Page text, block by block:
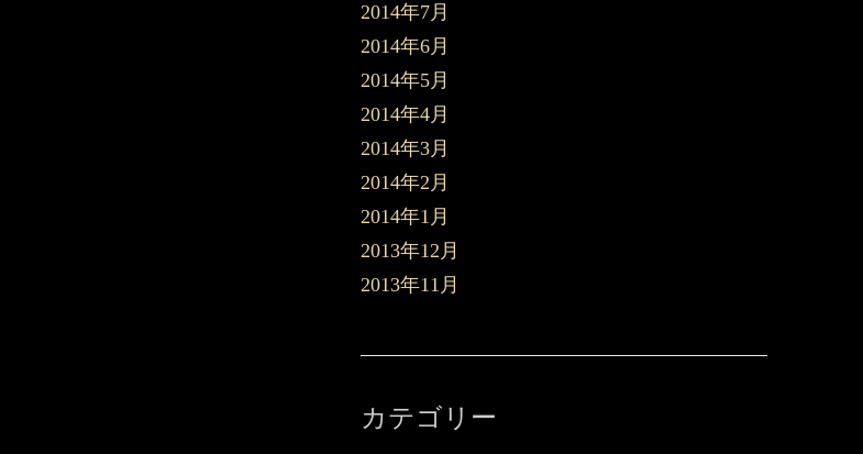
2014年7月
2014年6月
2014年5月
2014年4月
2014年3月
2014年2月
2014年1月
2013年12月
2013年11月
カテゴリー